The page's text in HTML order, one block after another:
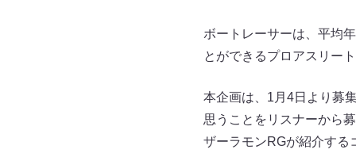
ボートレーサーは、平均
とができるプロアスリー
本企画は、1月4日より募
思うことをリスナーから
ザーラモンRGが紹介する